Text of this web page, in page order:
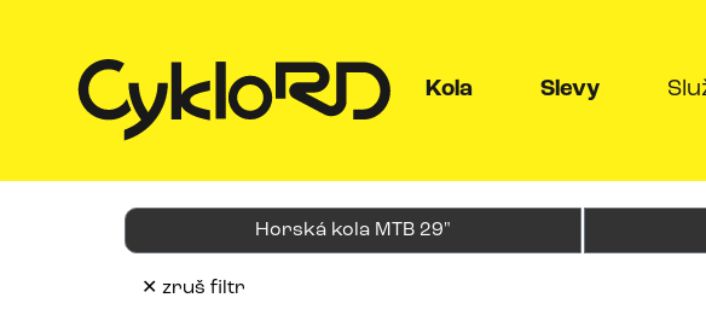
Kola(current)
Slevy(current)
Horská kola MTB 29"
✕ zruš filtr